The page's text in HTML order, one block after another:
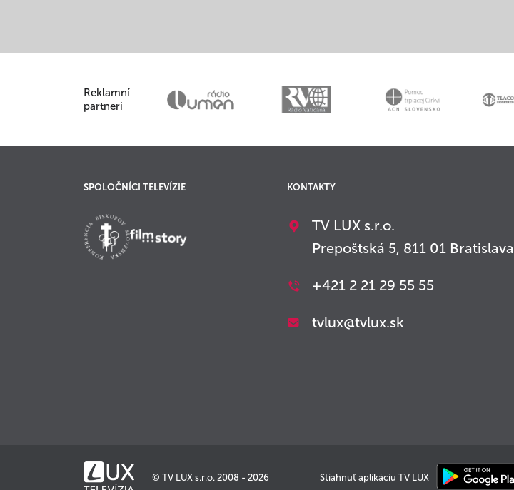
Reklamní
partneri
SPOLOČNÍCI TELEVÍZIE KONTAKTY
TV LUX s.r.o.
Prepoštská 5, 811 01 Bratislava
+421 2 21 29 55 55
tvlux@tvlux.sk
© TV LUX s.r.o. 2008 - 2026 Stiahnuť aplikáciu TV LUX